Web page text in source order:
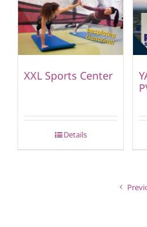
XXL Sports Center
Details